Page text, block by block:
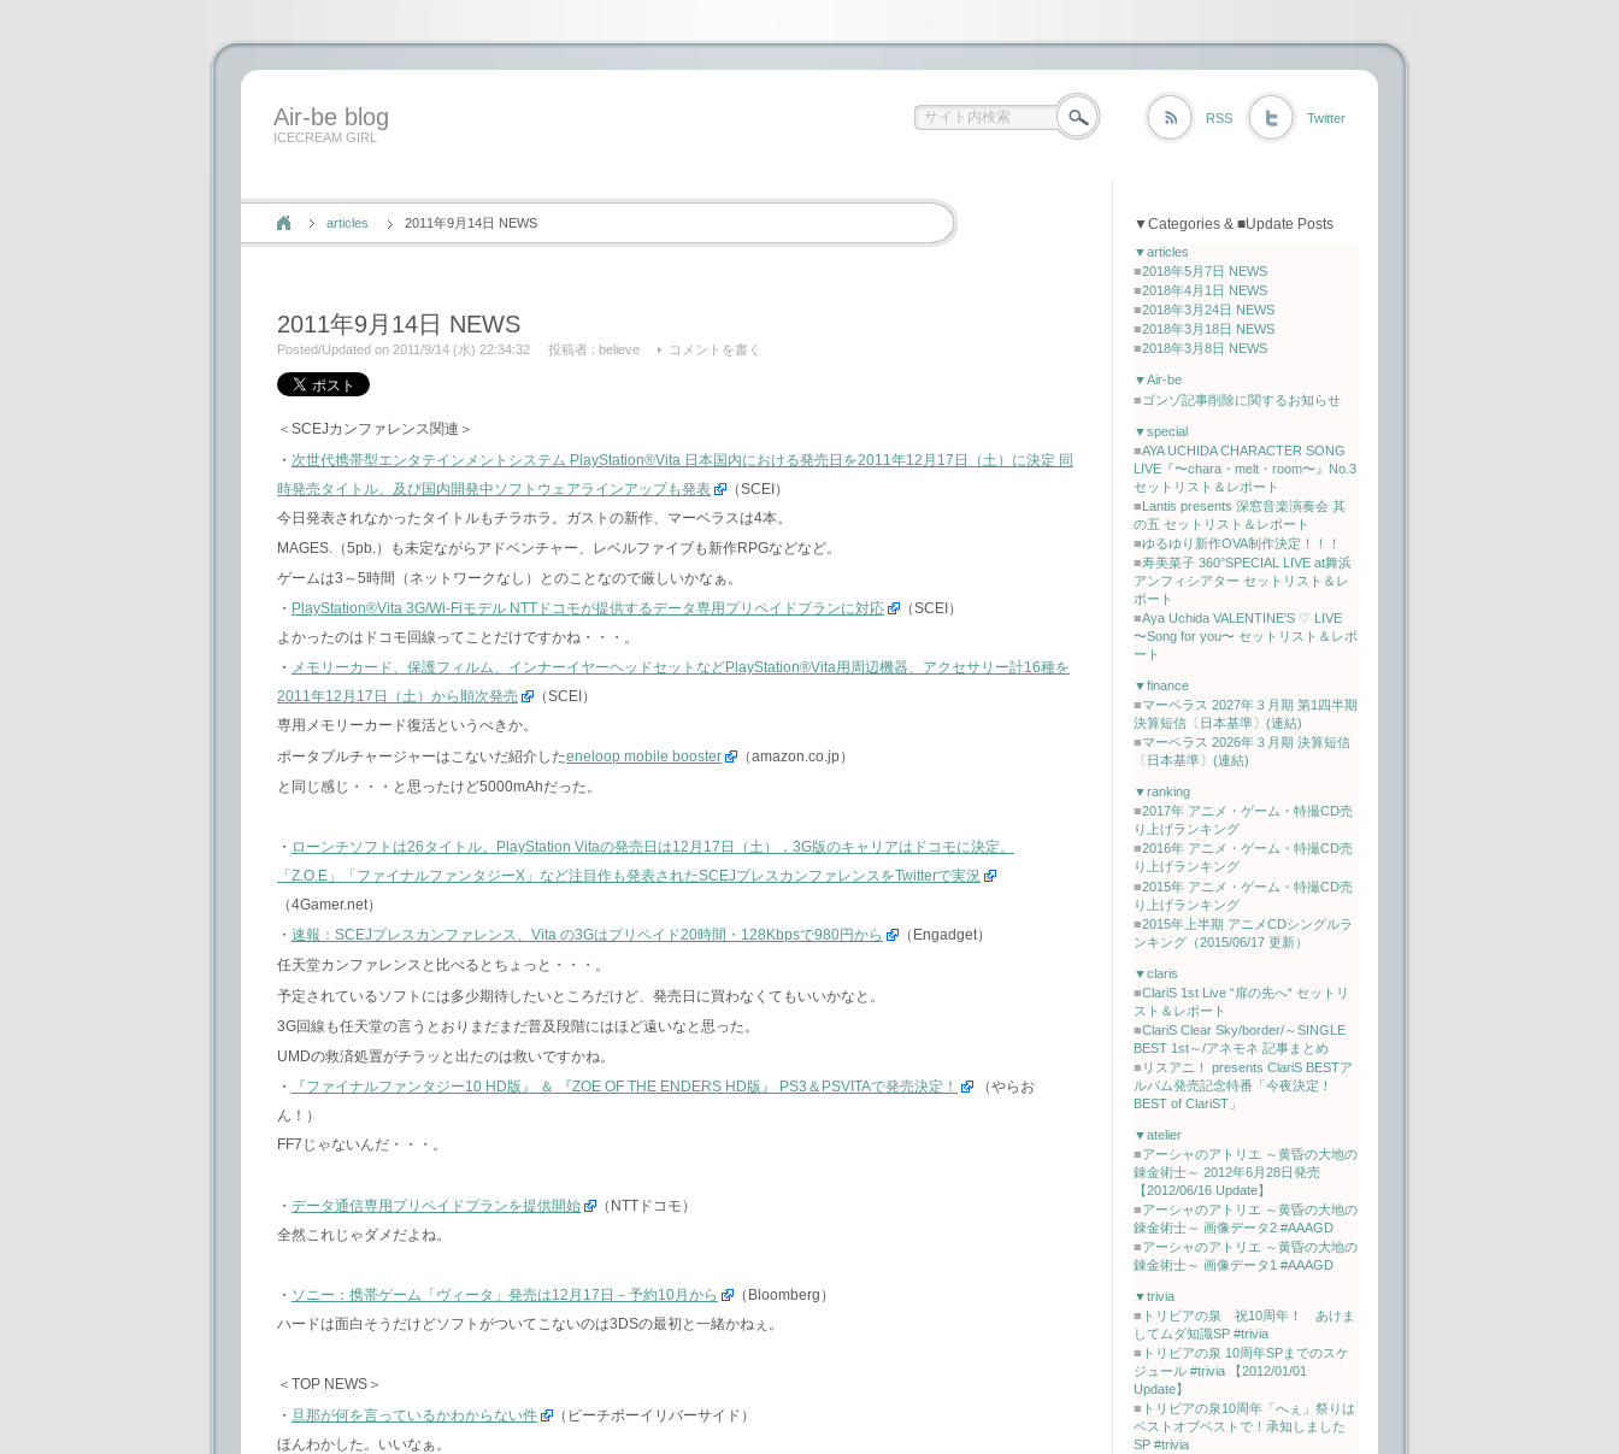
Air-be blog
ICECREAM GIRL
RSS Twitter
articles 2011年9月14日 NEWS
2011年9月14日 NEWS
Posted/Updated on 2011/9/14 (水) 22:34:32 投稿者 : believe コメントを書く
＜SCEJカンファレンス関連＞
・ 次世代携帯型エンタテインメントシステム PlayStation®Vita 日本国内における発売日を2011年12月17日（土）に決定 同
時発売タイトル、及び国内開発中ソフトウェアラインアップも発表
（SCEI）
今日発表されなかったタイトルもチラホラ。ガストの新作、マーベラスは4本。
MAGES.（5pb.）も未定ながらアドベンチャー、レベルファイブも新作RPGなどなど。
ゲームは3～5時間（ネットワークなし）とのことなので厳しいかなぁ。
・ PlayStation®Vita 3G/Wi-Fiモデル NTTドコモが提供するデータ専用プリペイドプランに対応
（SCEI）
よかったのはドコモ回線ってことだけですかね・・・。
・ メモリーカード、保護フィルム、インナーイヤーヘッドセットなどPlayStation®Vita用周辺機器、アクセサリー計16種を
2011年12月17日（土）から順次発売
（SCEI）
専用メモリーカード復活というべきか。
ポータブルチャージャーはこないだ紹介したeneloop mobile booster
（amazon.co.jp）
と同じ感じ・・・と思ったけど5000mAhだった。
・ ローンチソフトは26タイトル。PlayStation Vitaの発売日は12月17日（土），3G版のキャリアはドコモに決定。
「Z.O.E」「ファイナルファンタジーX」など注目作も発表されたSCEJプレスカンファレンスをTwitterで実況
（4Gamer.net）
・ 速報：SCEJプレスカンファレンス、Vita の3Gはプリペイド20時間・128Kbpsで980円から
（Engadget）
任天堂カンファレンスと比べるとちょっと・・・。
予定されているソフトには多少期待したいところだけど、発売日に買わなくてもいいかなと。
3G回線も任天堂の言うとおりまだまだ普及段階にはほど遠いなと思った。
UMDの救済処置がチラッと出たのは救いですかね。
・
『ファイナルファンタジー10 HD版』 ＆ 『ZOE OF THE ENDERS HD版』 PS3＆PSVITAで発売決定！
（やらお
ん！）
FF7じゃないんだ・・・。
・ データ通信専用プリペイドプランを提供開始
（NTTドコモ）
全然これじゃダメだよね。
・ ソニー：携帯ゲーム「ヴィータ」発売は12月17日－予約10月から
（Bloomberg）
ハードは面白そうだけどソフトがついてこないのは3DSの最初と一緒かねぇ。
＜TOP NEWS＞
・ 旦那が何を言っているかわからない件
（ピーチボーイリバーサイド）
ほんわかした。いいなぁ。
▼Categories & ■Update Posts
▼articles
■2018年5月7日 NEWS
■2018年4月1日 NEWS
■2018年3月24日 NEWS
■2018年3月18日 NEWS
■2018年3月8日 NEWS
▼Air-be
■ゴンゾ記事削除に関するお知らせ
▼special
■AYA UCHIDA CHARACTER SONG
LIVE『〜chara・melt・room〜』No.3
セットリスト＆レポート
■Lantis presents 深窓音楽演奏会 其
の五 セットリスト＆レポート
■ゆるゆり新作OVA制作決定！！！
■寿美菜子 360°SPECIAL LIVE at舞浜
アンフィシアター セットリスト＆レ
ポート
■Aya Uchida VALENTINE'S ♡ LIVE
〜Song for you〜 セットリスト＆レポ
ート
▼finance
■マーベラス 2027年３月期 第1四半期
決算短信〔日本基準〕(連結)
■マーベラス 2026年３月期 決算短信
〔日本基準〕(連結)
▼ranking
■2017年 アニメ・ゲーム・特撮CD売
り上げランキング
■2016年 アニメ・ゲーム・特撮CD売
り上げランキング
■2015年 アニメ・ゲーム・特撮CD売
り上げランキング
■2015年上半期 アニメCDシングルラ
ンキング（2015/06/17 更新）
▼claris
■ClariS 1st Live “扉の先へ“ セットリ
スト＆レポート
■ClariS Clear Sky/border/～SINGLE
BEST 1st～/アネモネ 記事まとめ
■ リスアニ！ presents ClariS BESTア
ルバム発売記念特番「今夜決定！
BEST of ClariST」
▼atelier
■アーシャのアトリエ ～黄昏の大地の
錬金術士～ 2012年6月28日発売
【2012/06/16 Update】
■アーシャのアトリエ ～黄昏の大地の
錬金術士～ 画像データ2 #AAAGD
■アーシャのアトリエ ～黄昏の大地の
錬金術士～ 画像データ1 #AAAGD
▼trivia
■ トリビアの泉 祝10周年！ あけま
してムダ知識SP #trivia
■ トリビアの泉 10周年SPまでのスケ
ジュール #trivia 【2012/01/01
Update】
■ トリビアの泉10周年「へぇ」祭りは
ベストオブベストで！承知しました
SP #trivia